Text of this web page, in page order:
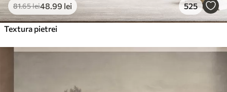
81.65lei48 .99 lei 525
Textura pietrei